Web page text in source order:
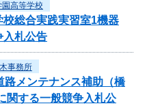
高等学校
総合実践実習室1機器
入札公告
事務所
メンテナンス補助（橋
関する一般競争入札公